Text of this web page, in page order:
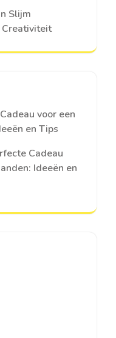
Slijm
Creativiteit
voor een
en Tips
Cadeau
Ideeën en